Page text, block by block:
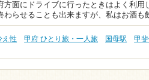
面にドライブに行ったときはよく利用
わらせることも出来ますが、私はお酒
え性 甲府 ひとり旅・一人旅 国母駅
甲